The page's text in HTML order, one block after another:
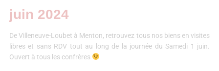
juin 2024
De Villeneuve-Loubet à Menton, retrouvez tous nos biens en visites
libres et sans RDV tout au long de la journée du Samedi 1 juin.
Ouvert à tous les confrères